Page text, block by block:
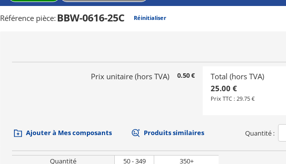
Référence pièce: BBW-0616-25C Réinitialiser
Prix unitaire (hors TVA) 0.50 €
Total (hors TVA)
25.00 €
Prix TTC : 29.75 €
Ajouter à Mes composants Produits similaires Quantité :
Quantité 50 - 349
350+